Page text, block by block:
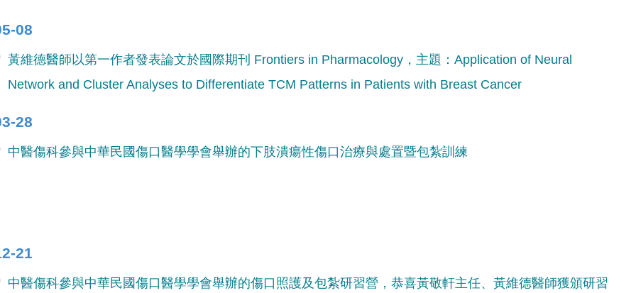
08
黃維德醫師以第一作者發表論文於國際期刊 Frontiers in Pharmacology，主題：Application of Neural
Network and Cluster Analyses to Differentiate TCM Patterns in Patients with Breast Cancer
28
中醫傷科參與中華民國傷口醫學學會舉辦的下肢潰瘍性傷口治療與處置暨包紮訓練
21
中醫傷科參與中華民國傷口醫學學會舉辦的傷口照護及包紮研習營，恭喜黃敬軒主任、黃維德醫師獲頒研習